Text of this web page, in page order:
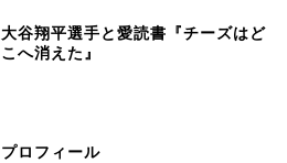
大谷翔平選手と愛読書『チーズはど
こへ消えた』
プロフィール